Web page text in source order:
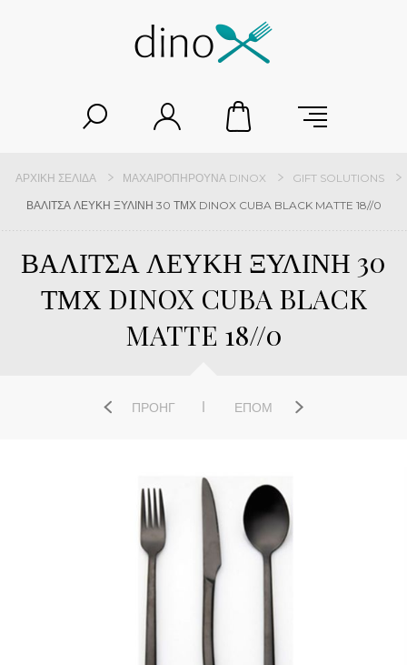
ΑΡΧΙΚΉ ΣΕΛΊΔΑ ΜΑΧΑΙΡΟΠΉΡΟΥΝΑ DINOX
GIFT SOLUTIONS
ΒΑΛΙΤΣΑ ΛΕΥΚΗ ΞΥΛΙΝΗ 30 ΤΜΧ DINOX CUBA BLACK MATTE 18//0
ΒΑΛΙΤΣΑ ΛΕΥΚΗ ΞΥΛΙΝΗ 30
ΤΜΧ DINOX CUBA BLACK
MATTE 18//0
ΠΡΟΗΓ ΕΠΌΜ